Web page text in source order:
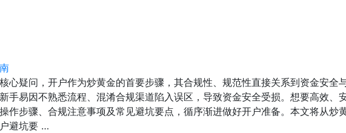
心疑问，开户作为炒黄金的首要步骤，其合规性、规范性直接关系到资金安全
手易因不熟悉流程、混淆合规渠道陷入误区，导致资金安全受损。想要高效、
作步骤、合规注意事项及常见避坑要点，循序渐进做好开户准备。本文将从炒
避坑要 …